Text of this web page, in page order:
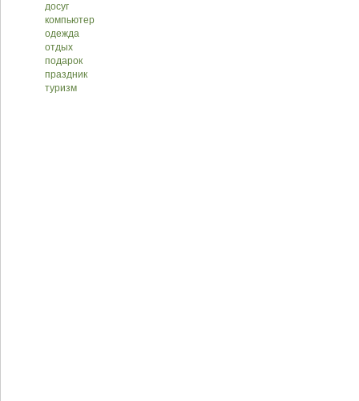
досуг
компьютер
одежда
отдых
подарок
праздник
туризм